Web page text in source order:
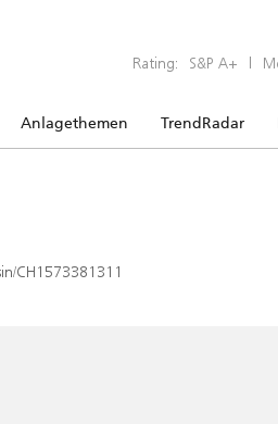
Rating: S&P A+ |
Anlagethemen TrendRadar
CH1573381311